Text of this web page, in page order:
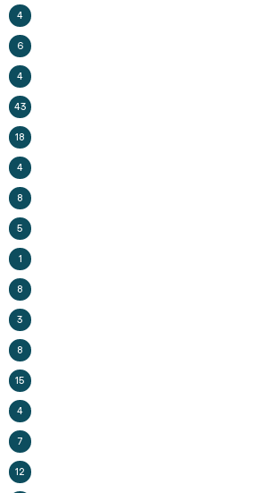
4
6
4
43
18
4
8
5
1
8
3
8
15
4
7
12